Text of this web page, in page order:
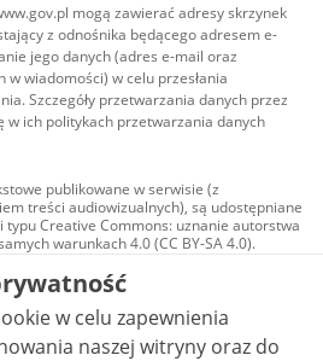
mogą zawierać adresy skrzynek
z odnośnika będącego adresem e-
jego danych (adres e-mail oraz
wiadomości) w celu przesłania
Szczegóły przetwarzania danych przez
w ich politykach przetwarzania danych
publikowane w serwisie (z
treści audiowizualnych), są udostępniane
typu Creative Commons: uznanie autorstwa
warunkach 4.0 (CC BY-SA 4.0).
audiowizualne, w tym zdjęcia, materiały
są udostępniane na licencji typu
uznanie autorstwa użycie
- bez utworów zależnych 4.0 (CC BY-
o ile nie jest to stwierdzone inaczej.
w celu zapewnienia
naszej witryny oraz do